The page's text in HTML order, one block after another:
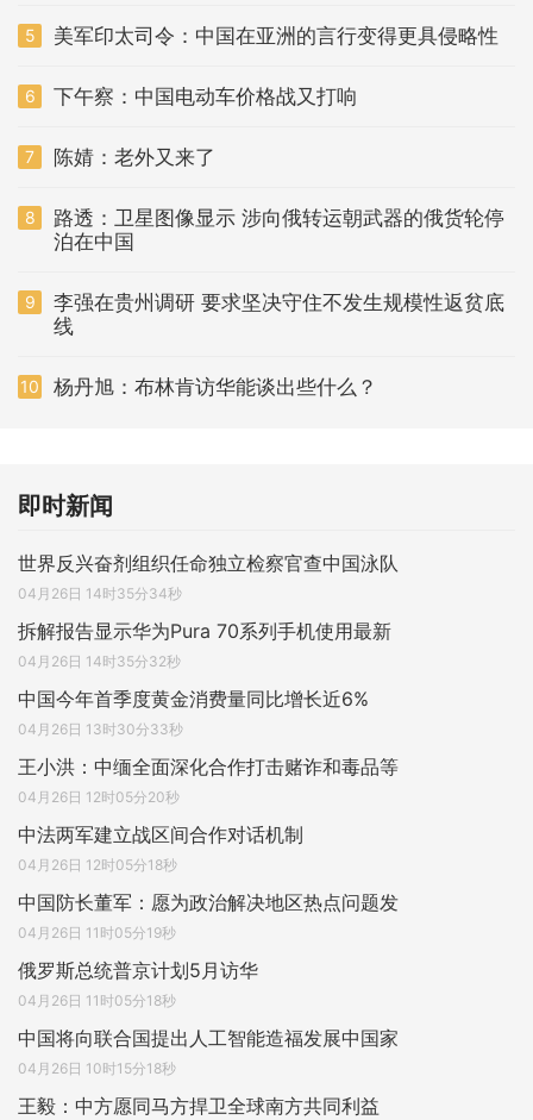
5 美军印太司令：中国在亚洲的言行变得更具侵略性
6 下午察：中国电动车价格战又打响
7 陈婧：老外又来了
8
路透：卫星图像显示 涉向俄转运朝武器的俄货轮停
泊在中国
9
李强在贵州调研 要求坚决守住不发生规模性返贫底
线
10 杨丹旭：布林肯访华能谈出些什么？
即时新闻
世界反兴奋剂组织任命独立检察官查中国泳队
04月26日 14时35分34秒
拆解报告显示华为Pura 70系列手机使用最新
04月26日 14时35分32秒
中国今年首季度黄金消费量同比增长近6%
04月26日 13时30分33秒
王小洪：中缅全面深化合作打击赌诈和毒品等
04月26日 12时05分20秒
中法两军建立战区间合作对话机制
04月26日 12时05分18秒
中国防长董军：愿为政治解决地区热点问题发
04月26日 11时05分19秒
俄罗斯总统普京计划5月访华
04月26日 11时05分18秒
中国将向联合国提出人工智能造福发展中国家
04月26日 10时15分18秒
王毅：中方愿同马方捍卫全球南方共同利益